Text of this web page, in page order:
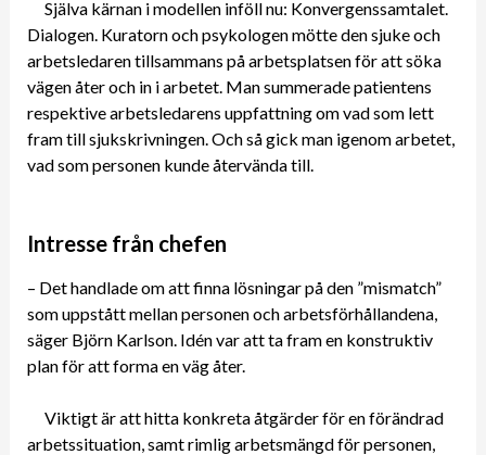
Själva kärnan i modellen inföll nu: Konvergenssamtalet.
Dialogen. Kuratorn och psykologen mötte den sjuke och
arbetsledaren tillsammans på arbetsplatsen för att söka
vägen åter och in i arbetet. Man summerade patientens
respektive arbetsledarens uppfattning om vad som lett
fram till sjukskrivningen. Och så gick man igenom arbetet,
vad som personen kunde återvända till.
Intresse från chefen
– Det handlade om att finna lösningar på den ”mismatch”
som uppstått mellan personen och arbetsförhållandena,
säger Björn Karlson. Idén var att ta fram en konstruktiv
plan för att forma en väg åter.
Viktigt är att hitta konkreta åtgärder för en förändrad
arbetssituation, samt rimlig arbetsmängd för personen,